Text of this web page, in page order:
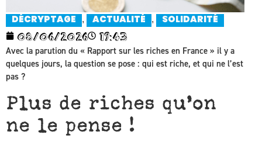
DÉCRYPTAGE , ACTUALITÉ , SOLIDARITÉ
08/06/2026 19:43
Avec la parution du « Rapport sur les riches en France » il y a
quelques jours, la question se pose : qui est riche, et qui ne l’est
pas ?
Plus de riches qu’on
ne le pense !